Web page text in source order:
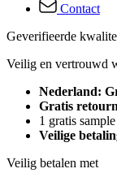
Contact
Geverifieerde
Veilig en vertrouwd
Nederland:
Gratis
1 gratis
Veilige
Veilig betalen met